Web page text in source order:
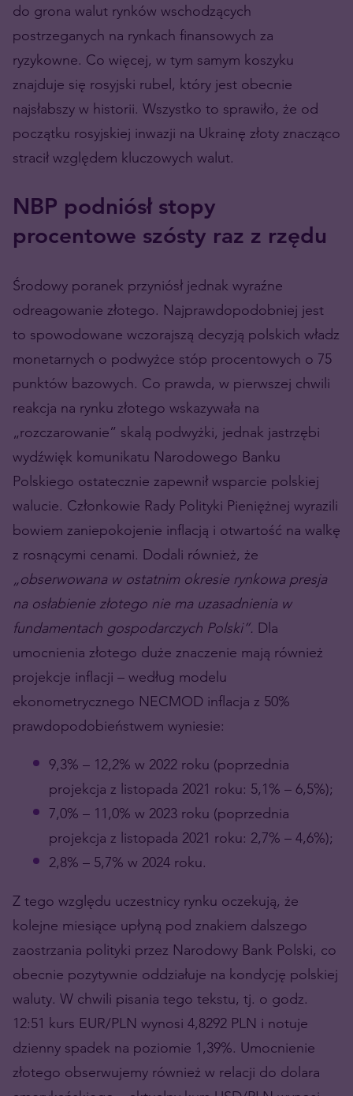
do grona walut rynków wschodzących
postrzeganych na rynkach finansowych za
ryzykowne. Co więcej, w tym samym koszyku
znajduje się rosyjski rubel, który jest obecnie
najsłabszy w historii. Wszystko to sprawiło, że od
początku rosyjskiej inwazji na Ukrainę złoty znacząco
stracił względem kluczowych walut.
NBP podniósł stopy
procentowe szósty raz z rzędu
Środowy poranek przyniósł jednak wyraźne
odreagowanie złotego. Najprawdopodobniej jest
to spowodowane wczorajszą decyzją polskich władz
monetarnych o podwyżce stóp procentowych o 75
punktów bazowych. Co prawda, w pierwszej chwili
reakcja na rynku złotego wskazywała na
„rozczarowanie” skalą podwyżki, jednak jastrzębi
wydźwięk komunikatu Narodowego Banku
Polskiego ostatecznie zapewnił wsparcie polskiej
walucie. Członkowie Rady Polityki Pieniężnej wyrazili
bowiem zaniepokojenie inflacją i otwartość na walkę
z rosnącymi cenami. Dodali również, że
„obserwowana w ostatnim okresie rynkowa presja
na osłabienie złotego nie ma uzasadnienia w
fundamentach gospodarczych Polski”. Dla
umocnienia złotego duże znaczenie mają również
projekcje inflacji – według modelu
ekonometrycznego NECMOD inflacja z 50%
prawdopodobieństwem wyniesie:
9,3% – 12,2% w 2022 roku (poprzednia
projekcja z listopada 2021 roku: 5,1% – 6,5%);
7,0% – 11,0% w 2023 roku (poprzednia
projekcja z listopada 2021 roku: 2,7% – 4,6%);
2,8% – 5,7% w 2024 roku.
Z tego względu uczestnicy rynku oczekują, że
kolejne miesiące upłyną pod znakiem dalszego
zaostrzania polityki przez Narodowy Bank Polski, co
obecnie pozytywnie oddziałuje na kondycję polskiej
waluty. W chwili pisania tego tekstu, tj. o godz.
12:51 kurs EUR/PLN wynosi 4,8292 PLN i notuje
dzienny spadek na poziomie 1,39%. Umocnienie
złotego obserwujemy również w relacji do dolara